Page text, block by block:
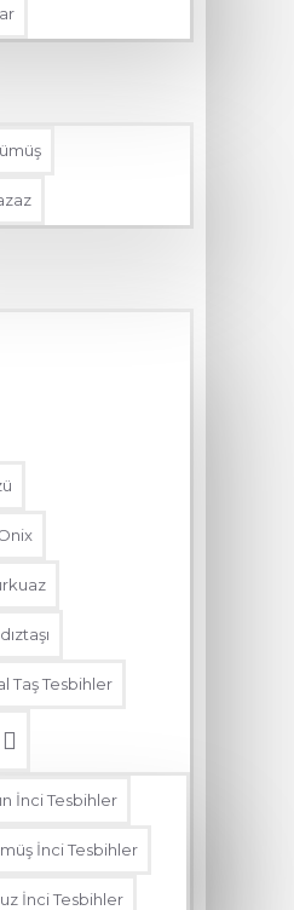
Taş Tesbihler
İnci Tesbihler
İnci Tesbihler
İnci Tesbihler